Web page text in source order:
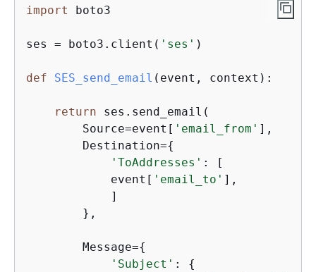
import boto3
ses = boto3.client( 'ses' )
def SES_send_email ( event, context ):
return ses.send_email(
        Source=event[
'email_from' ],
        Destination=
{
'ToAddresses' : [
            event[
'email_to' ],
            ]
        },
        Message=
{
'Subject' : {